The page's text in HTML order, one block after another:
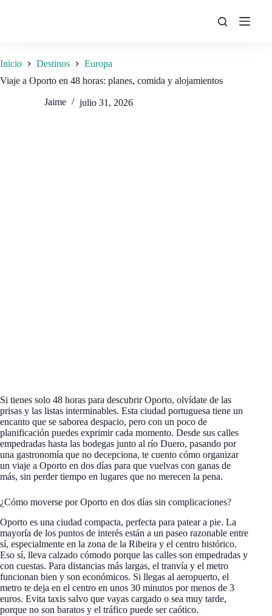
Inicio Destinos
Europa
Viaje a Oporto en 48 horas: planes, comida y alojamientos
Jaime julio 31, 2026
Si tienes solo 48 horas para descubrir Oporto, olvídate de las
prisas y las listas interminables. Esta ciudad portuguesa tiene un
encanto que se saborea despacio, pero con un poco de
planificación puedes exprimir cada momento. Desde sus calles
empedradas hasta las bodegas junto al río Duero, pasando por
una gastronomía que no decepciona, te cuento cómo organizar
un viaje a Oporto en dos días para que vuelvas con ganas de
más, sin perder tiempo en lugares que no merecen la pena.
¿Cómo moverse por Oporto en dos días sin complicaciones?
Oporto es una ciudad compacta, perfecta para patear a pie. La
mayoría de los puntos de interés están a un paseo razonable entre
sí, especialmente en la zona de la Ribeira y el centro histórico.
Eso sí, lleva calzado cómodo porque las calles son empedradas y
con cuestas. Para distancias más largas, el tranvía y el metro
funcionan bien y son económicos. Si llegas al aeropuerto, el
metro te deja en el centro en unos 30 minutos por menos de 3
euros. Evita taxis salvo que vayas cargado o sea muy tarde,
porque no son baratos y el tráfico puede ser caótico.